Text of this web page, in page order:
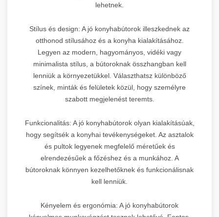
lehetnek.
Stílus és design: A jó konyhabútorok illeszkednek az
otthonod stílusához és a konyha kialakításához.
Legyen az modern, hagyományos, vidéki vagy
minimalista stílus, a bútoroknak összhangban kell
lenniük a környezetükkel. Választhatsz különböző
színek, minták és felületek közül, hogy személyre
szabott megjelenést teremts.
Funkcionalitás: A jó konyhabútorok olyan kialakításúak,
hogy segítsék a konyhai tevékenységeket. Az asztalok
és pultok legyenek megfelelő méretűek és
elrendezésűek a főzéshez és a munkához. A
bútoroknak könnyen kezelhetőknek és funkcionálisnak
kell lenniük.
Kényelem és ergonómia: A jó konyhabútorok